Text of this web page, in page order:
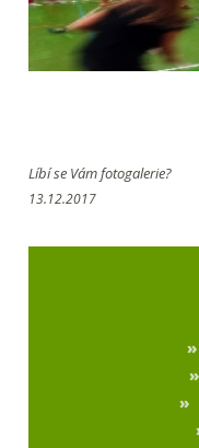
Líbí se Vám fotogalerie?
13.12.2017